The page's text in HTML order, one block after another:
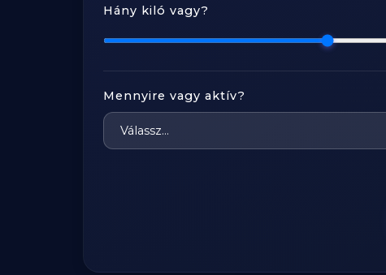
Hány kiló vagy?
Mennyire vagy aktív?